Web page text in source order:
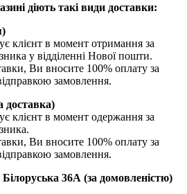
діють такі види доставки:
клієнт в момент отримання за
у відділенні Нової пошти.
Ви вносите 100% оплату за
замовлення.
доставка)
клієнт в момент одержання за
Ви вносите 100% оплату за
замовлення.
36А (за домовленістю)